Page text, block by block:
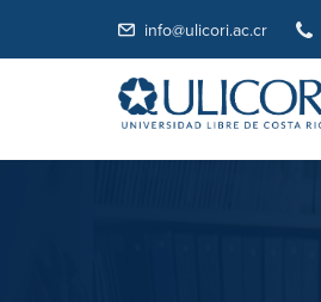
info@ulicori.ac.cr